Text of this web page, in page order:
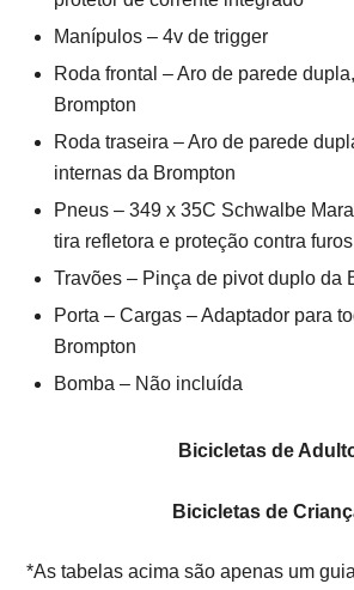
Manípulos – 4v de trigger
Roda frontal – Aro de parede
Brompton
Roda traseira – Aro de parede
internas da Brompton
Pneus – 349 x 35C Schwalbe
tira refletora e proteção contra furos
Travões – Pinça de pivot duplo da
Porta – Cargas – Adaptador para
Brompton
Bomba – Não incluída
Bicicletas de
Bicicletas de
*As tabelas acima são apenas um